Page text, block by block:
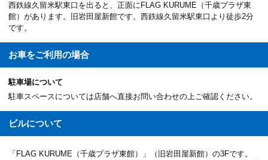
西鉄線久留米駅東口を出ると、正面にFLAG KURUME（千歳プラザ東
館）があります。旧岩田屋新館です。西鉄線久留米駅東口より徒歩2分
です。
お車をご利用の場合
駐車場について
駐車スペースについては店舗へ直接お問い合わせの上ご確認ください。
ビルについて
「FLAG KURUME（千歳プラザ東館）」（旧岩田屋新館）の3Fです。